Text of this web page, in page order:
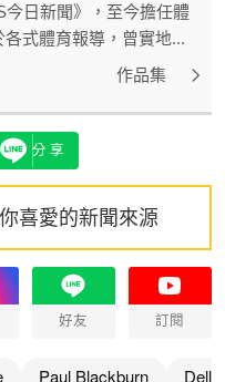
今日新聞》，至今擔任體
式體育報導，曾實地...
作品集
分享
喜愛的新聞來源
好友 訂閱
Paul Blackburn